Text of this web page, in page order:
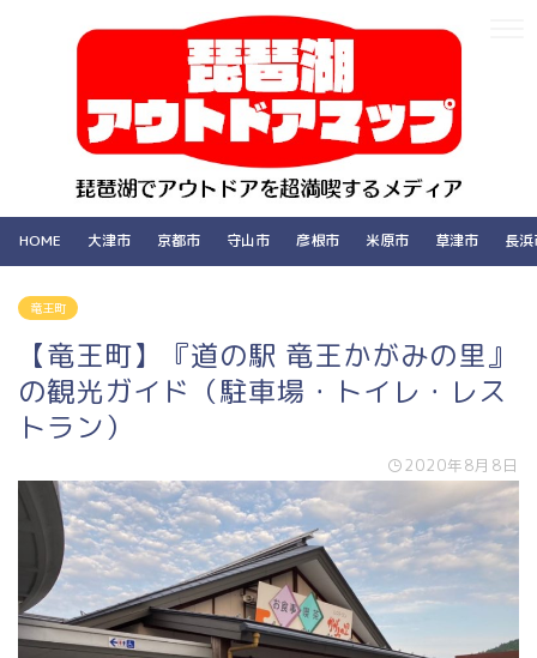
HOME 大津市 京都市 守山市 彦根市 米原市 草津市 長
竜王町
【竜王町】『道の駅 竜王かがみの里』
の観光ガイド（駐車場・トイレ・レス
トラン）
2020年8月8日